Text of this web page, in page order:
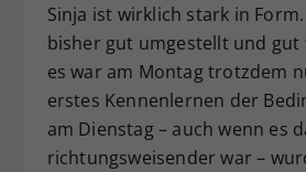
Sinja ist wirklich stark in
bisher gut umgestellt und
es war am Montag trotzdem
erstes Kennenlernen der
am Dienstag – auch wenn es
richtungsweisender war –